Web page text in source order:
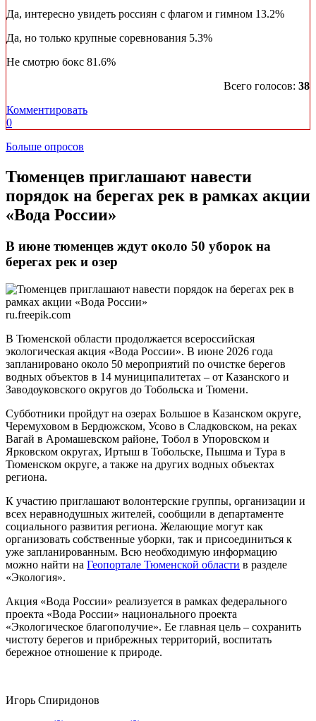
Да, интересно увидеть россиян с флагом и гимном 13.2%
Да, но только крупные соревнования 5.3%
Не смотрю бокс 81.6%
Всего голосов: 38
Комментировать
0
Больше опросов
​Тюменцев приглашают навести
порядок на берегах рек в рамках акции
«Вода России»
В июне тюменцев ждут около 50 уборок на
берегах рек и озер
ru.freepik.com
В Тюменской области продолжается всероссийская
экологическая акция «Вода России». В июне 2026 года
запланировано около 50 мероприятий по очистке берегов
водных объектов в 14 муниципалитетах – от Казанского и
Заводоуковского округов до Тобольска и Тюмени.
Субботники пройдут на озерах Большое в Казанском округе,
Черемуховом в Бердюжском, Усово в Сладковском, на реках
Вагай в Аромашевском районе, Тобол в Упоровском и
Ярковском округах, Иртыш в Тобольске, Пышма и Тура в
Тюменском округе, а также на других водных объектах
региона.
К участию приглашают волонтерские группы, организации и
всех неравнодушных жителей, сообщили в департаменте
социального развития региона. Желающие могут как
организовать собственные уборки, так и присоединиться к
уже запланированным. Всю необходимую информацию
можно найти на Геопортале Тюменской области в разделе
«Экология».
Акция «Вода России» реализуется в рамках федерального
проекта «Вода России» национального проекта
«Экологическое благополучие». Ее главная цель – сохранить
чистоту берегов и прибрежных территорий, воспитать
бережное отношение к природе.
Игорь Спиридонов